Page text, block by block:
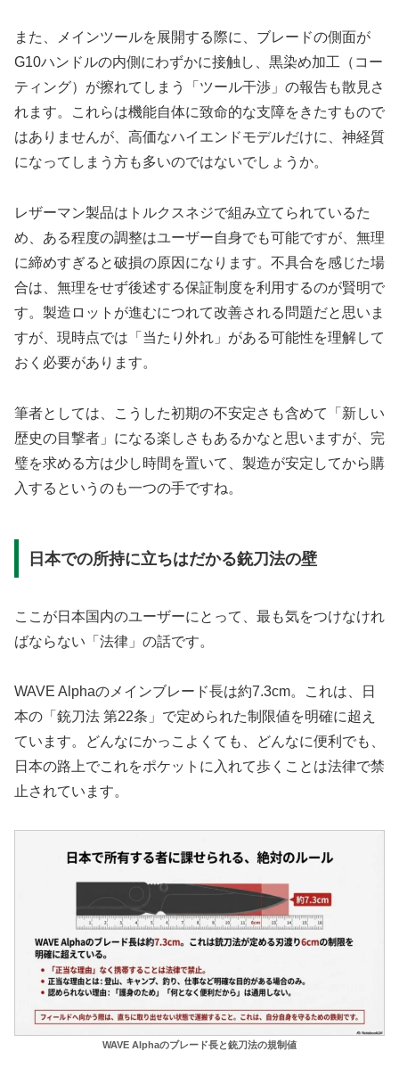
また、メインツールを展開する際に、ブレードの側面が
G10ハンドルの内側にわずかに接触し、黒染め加工（コー
ティング）が擦れてしまう「ツール干渉」の報告も散見さ
れます。これらは機能自体に致命的な支障をきたすもので
はありませんが、高価なハイエンドモデルだけに、神経質
になってしまう方も多いのではないでしょうか。
レザーマン製品はトルクスネジで組み立てられているた
め、ある程度の調整はユーザー自身でも可能ですが、無理
に締めすぎると破損の原因になります。不具合を感じた場
合は、無理をせず後述する保証制度を利用するのが賢明で
す。製造ロットが進むにつれて改善される問題だと思いま
すが、現時点では「当たり外れ」がある可能性を理解して
おく必要があります。
筆者としては、こうした初期の不安定さも含めて「新しい
歴史の目撃者」になる楽しさもあるかなと思いますが、完
璧を求める方は少し時間を置いて、製造が安定してから購
入するというのも一つの手ですね。
日本での所持に立ちはだかる銃刀法の壁
ここが日本国内のユーザーにとって、最も気をつけなけれ
ばならない「法律」の話です。
WAVE Alphaのメインブレード長は約7.3cm。これは、日
本の 「銃刀法 第22条」 で定められた制限値を明確に超え
ています。どんなにかっこよくても、どんなに便利でも、
日本の路上でこれをポケットに入れて歩くことは法律で禁
止されています。
WAVE Alphaのブレード長と銃刀法の規制値